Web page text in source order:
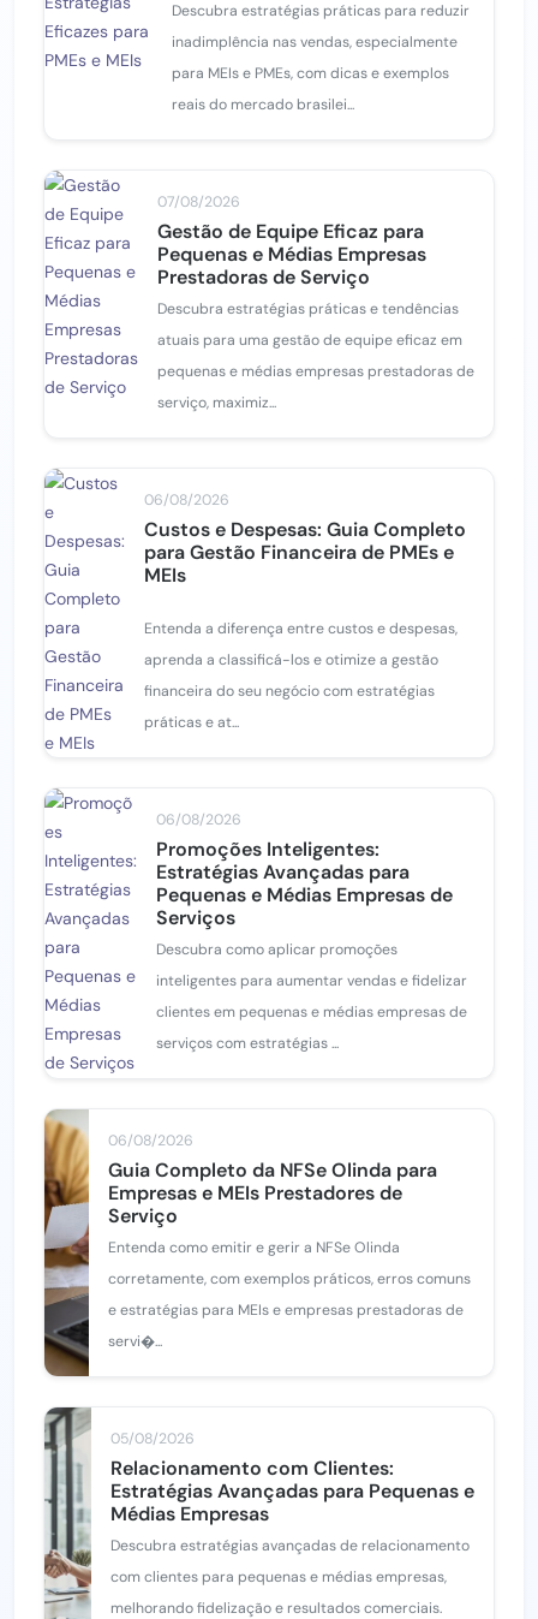
Descubra estratégias práticas para reduzir
inadimplência nas vendas, especialmente
para MEIs e PMEs, com dicas e exemplos
reais do mercado brasilei...
07/08/2026
Gestão de Equipe Eficaz para
Pequenas e Médias Empresas
Prestadoras de Serviço
Descubra estratégias práticas e tendências
atuais para uma gestão de equipe eficaz em
pequenas e médias empresas prestadoras de
serviço, maximiz...
06/08/2026
Custos e Despesas: Guia Completo
para Gestão Financeira de PMEs e
MEIs
Entenda a diferença entre custos e despesas,
aprenda a classificá-los e otimize a gestão
financeira do seu negócio com estratégias
práticas e at...
06/08/2026
Promoções Inteligentes:
Estratégias Avançadas para
Pequenas e Médias Empresas de
Serviços
Descubra como aplicar promoções
inteligentes para aumentar vendas e fidelizar
clientes em pequenas e médias empresas de
serviços com estratégias ...
06/08/2026
Guia Completo da NFSe Olinda para
Empresas e MEIs Prestadores de
Serviço
Entenda como emitir e gerir a NFSe Olinda
corretamente, com exemplos práticos, erros comuns
e estratégias para MEIs e empresas prestadoras de
servi�...
05/08/2026
Relacionamento com Clientes:
Estratégias Avançadas para Pequenas e
Médias Empresas
Descubra estratégias avançadas de relacionamento
com clientes para pequenas e médias empresas,
melhorando fidelização e resultados comerciais.